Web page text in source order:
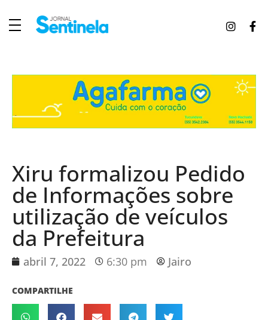
Xiru formalizou Pedido
de Informações sobre
utilização de veículos
da Prefeitura
abril 7, 2022 6:30 pm Jairo
COMPARTILHE